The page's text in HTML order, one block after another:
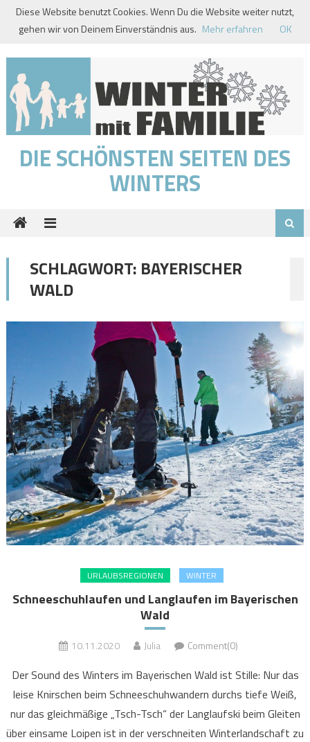
Skip
DIE SCHÖNSTEN SEITEN DES
WINTERS
SCHLAGWORT: BAYERISCHER
WALD
URLAUBSREGIONEN WINTER
Schneeschuhlaufen und Langlaufen im Bayerischen
Wald
10.11.2020 Julia Comment(0)
Der Sound des Winters im Bayerischen Wald ist Stille: Nur das
leise Knirschen beim Schneeschuhwandern durchs tiefe Weiß,
nur das gleichmäßige „Tsch-Tsch“ der Langlaufski beim Gleiten
über einsame Loipen ist in der verschneiten Winterlandschaft zu
Diese Website benutzt Cookies. Wenn Du die Website weiter nutzt,
gehen wir von Deinem Einverständnis aus. Mehr erfahren OK